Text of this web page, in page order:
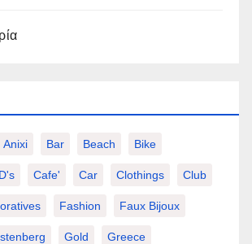
Anixi Bar Beach Bike
Cafe' Car Clothings Club
Fashion Faux Bijoux
Gold Greece